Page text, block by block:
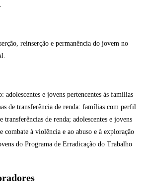
reinserção e permanência do jovem no
adolescentes e jovens pertencentes às famílias
de transferência de renda: famílias com perfil
transferências de renda; adolescentes e jovens
combate à violência e ao abuso e à exploração
do Programa de Erradicação do Trabalho